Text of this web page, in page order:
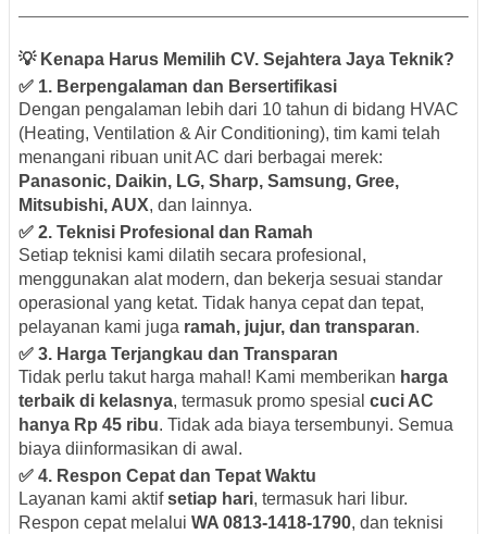
💡 Kenapa Harus Memilih CV. Sejahtera Jaya Teknik?
✅ 1. Berpengalaman dan Bersertifikasi
Dengan pengalaman lebih dari 10 tahun di bidang HVAC
(Heating, Ventilation & Air Conditioning), tim kami telah
menangani ribuan unit AC dari berbagai merek:
Panasonic, Daikin, LG, Sharp, Samsung, Gree,
Mitsubishi, AUX, dan lainnya.
✅ 2. Teknisi Profesional dan Ramah
Setiap teknisi kami dilatih secara profesional,
menggunakan alat modern, dan bekerja sesuai standar
operasional yang ketat. Tidak hanya cepat dan tepat,
pelayanan kami juga ramah, jujur, dan transparan.
✅ 3. Harga Terjangkau dan Transparan
Tidak perlu takut harga mahal! Kami memberikan harga
terbaik di kelasnya, termasuk promo spesial cuci AC
hanya Rp 45 ribu. Tidak ada biaya tersembunyi. Semua
biaya diinformasikan di awal.
✅ 4. Respon Cepat dan Tepat Waktu
Layanan kami aktifsetiap hari, termasuk hari libur.
Respon cepat melalui WA 0813-1418-1790, dan teknisi